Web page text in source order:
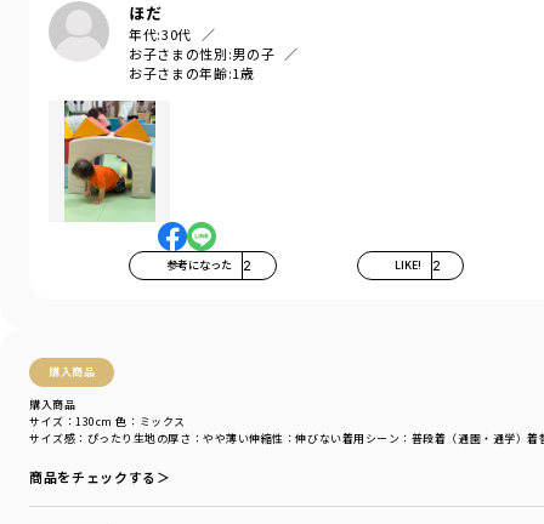
ほだ
年代:30代
お子さまの性別:男の子
お子さまの年齢:1歳
参考になった 2 LIKE! 2
購入商品
購入商品
サイズ感 ：ぴったり 生地の厚さ ：やや薄い伸縮性 ：伸びない着用シーン ：普段着（通園・通学）着
サイズ：130cm 色：ミックス
商品をチェックする＞